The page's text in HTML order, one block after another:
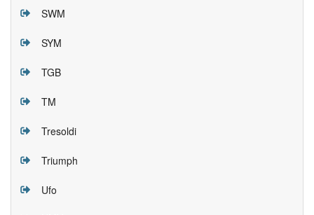
SWM
SYM
TGB
TM
Tresoldi
Triumph
Ufo